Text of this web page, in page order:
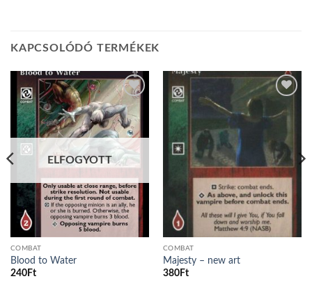
KAPCSOLÓDÓ TERMÉKEK
Add to
wishlist
ELFOGYOTT
COMBAT
Blood to Water
240Ft
wishlist
COMBAT
Majesty – new art
380Ft